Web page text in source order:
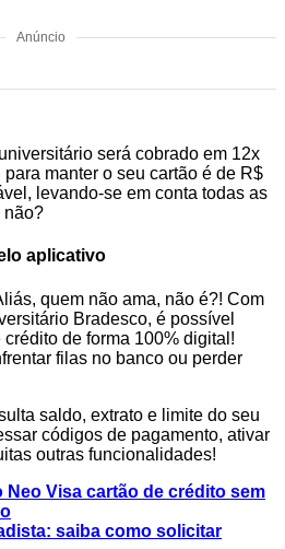
Anúncio
será cobrado em 12x
manter o seu cartão é de R$
levando-se em conta todas as
não?
aplicativo
quem não ama, não é?! Com
Bradesco, é possível
de forma 100% digital!
filas no banco ou perder
saldo, extrato e limite do seu
códigos de pagamento, ativar
outras funcionalidades!
Neo Visa cartão de crédito sem
saiba como solicitar